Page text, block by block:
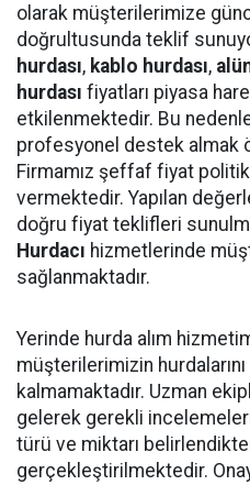
olarak müşterilerimize
doğrultusunda teklif
hurdası, kablo hurdası,
hurdası fiyatları piyasa
etkilenmektedir. Bu
profesyonel destek almak
Firmamız şeffaf fiyat
vermektedir. Yapılan
doğru fiyat teklifleri
Hurdacı hizmetlerinde
sağlanmaktadır.
Yerinde hurda alım
müşterilerimizin
kalmamaktadır. Uzman
gelerek gerekli incelemeleri
türü ve miktarı
gerçekleştirilmektedir.